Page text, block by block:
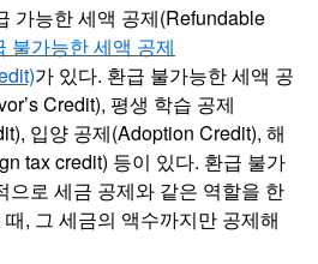
가능한 세액 공제(Refundable
불가능한 세액 공제
가 있다. 환급 불가능한 세액 공
Credit), 평생 학습 공제
입양 공제(Adoption Credit), 해
tax credit) 등이 있다. 환급 불가
으로 세금 공제와 같은 역할을 한
, 그 세금의 액수까지만 공제해